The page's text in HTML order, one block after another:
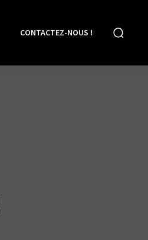
CONTACTEZ-NOUS !